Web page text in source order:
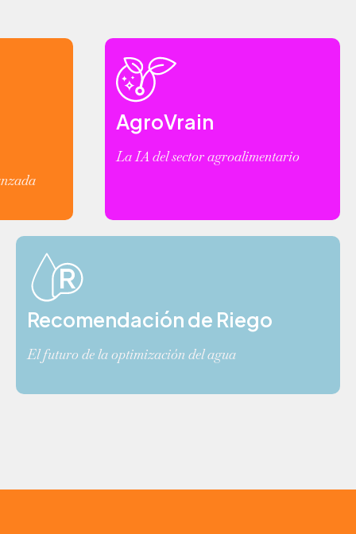
AgroVrain
La IA del sector agroalimentario
Recomendación de Riego
El futuro de la optimización del agua